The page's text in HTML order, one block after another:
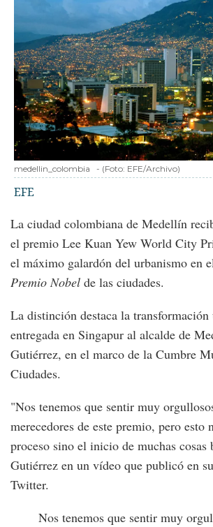
medellin_colombia - (Foto: EFE/Archivo)
EFE
La ciudad colombiana de Medellín
el premio Lee Kuan Yew World City
el máximo galardón del urbanismo en
Premio Nobel de las ciudades.
La distinción destaca la
entregada en Singapur al alcalde de
Gutiérrez, en el marco de la Cumbre
Ciudades.
"Nos tenemos que sentir muy
merecedores de este premio, pero esto
proceso sino el inicio de muchas cosas
Gutiérrez en un vídeo que publicó en
Twitter.
Nos tenemos que sentir muy